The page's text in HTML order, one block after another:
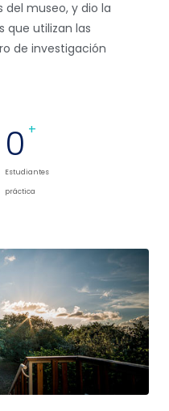
museo, y dio la
que utilizan las
de investigación
0 +
Estudiantes
práctica